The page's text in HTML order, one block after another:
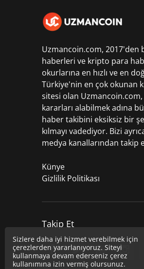
Uzmancoin.com, 2017'den
haberleri ve kripto para
okurlarına en hızlı ve en
Türkiye'nin en çok okunan
sitesi olan Uzmancoin.com,
kararları alabilmek adına
haber takibini eksiksiz bir
kılmayı vadediyor. Bizi
medya kanallarından takip
Künye
Gizlilik Politikası
Takip Et
Sizlere daha iyi hizmet verebilmek için
çerezlerden yararlanıyoruz. Siteyi
kullanmaya devam ederseniz çerez
kullanımına izin vermiş olursunuz.